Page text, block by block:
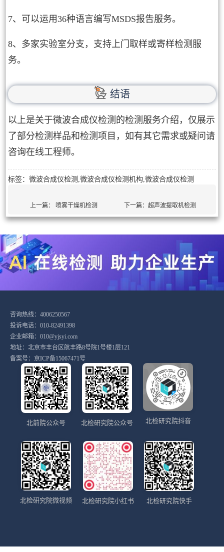
7、可以运用36种语言编写MSDS报告服务。
8、多家实验室分支，支持上门取样或寄样检测服
务。
结语
以上是关于微波合成仪检测的检测服务介绍，仅展示
了部分检测样品和检测项目，如有其它需求或疑问请
咨询在线工程师。
标签：微波合成仪检测,微波合成仪检测机构,微波合成仪检测
上一篇：喷雾干燥机检测 下一篇：超声波提取机检测
咨询热线：4006250567
投诉电话：010-82491398
企业邮箱：010@yjsyi.com
地址：北京市丰台区航丰路8号院1号楼1层121
备案号： 京ICP备15067471号
北前院公众号 北检研究院公众号 北检研究院抖音
北检研究院微视频 北检研究院小红书 北检研究院快手